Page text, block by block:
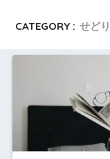
CATEGORY : せどり